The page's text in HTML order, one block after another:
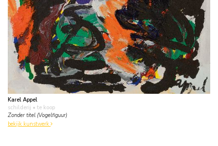
Karel Appel
schilderij • te koop
Zonder titel (Vogelfiguur)
bekijk kunstwerk